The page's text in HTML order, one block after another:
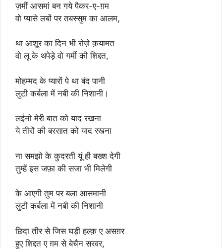
ज़मीं आसमां बन गये पैकर-ए-ग़म
वो प्यासे लबों पर तबस्सुम का आलम,
था आशूर का दिन भी रोज़े क़यामत
वो लू के थपेड़े वो गर्मी की शिद्दत,
मोहम्मद के प्यारों पे था बंद पानी
लुटी कर्बला में नबी की निशानी।
लईनो मेरी बात को याद रखना
ये तीरों की बरसात को याद रखना
ना समझो के कुदरती यूं ही बख्श देगी
तुम्हें इस जफ़ा की सजा भी मिलेगी
के आएगी तुम पर बला आसमानी
लुटी कर्बला में नबी की निशानी
छिदा तीर से जिस घड़ी हल्क़ ए असग़र
हुए शिद्दत ए ग़म से बेचैन सरवर,